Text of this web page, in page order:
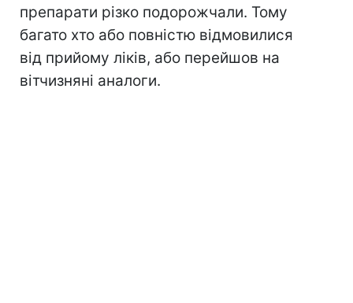
препарати різко подорожчали. Тому
багато хто або повністю відмовилися
від прийому ліків, або перейшов на
вітчизняні аналоги.